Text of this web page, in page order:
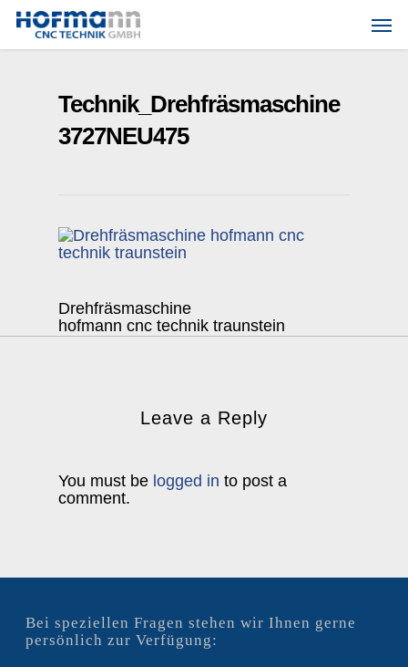
Skip
Technik_Drehfräsmaschine
3727NEU475
Drehfräsmaschine
hofmann cnc technik traunstein
Leave a Reply
You must be logged in to post a
comment.
Bei speziellen Fragen stehen wir Ihnen gerne
persönlich zur Verfügung: